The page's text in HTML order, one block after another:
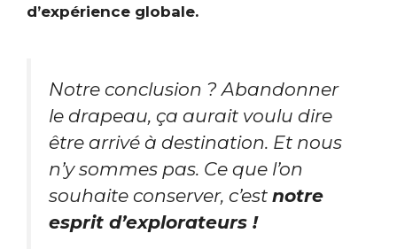
d’expérience globale.
Notre conclusion ? Abandonner
le drapeau, ça aurait voulu dire
être arrivé à destination. Et nous
n’y sommes pas. Ce que l’on
souhaite conserver, c’est notre
esprit d’explorateurs !